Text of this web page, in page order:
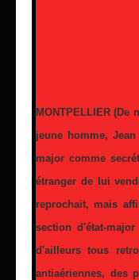
MONTPELLIER
jeune homme,
major comme
étranger de lui
reprochait, mais
section d'état-
d'ailleurs tous
antiaériennes, des